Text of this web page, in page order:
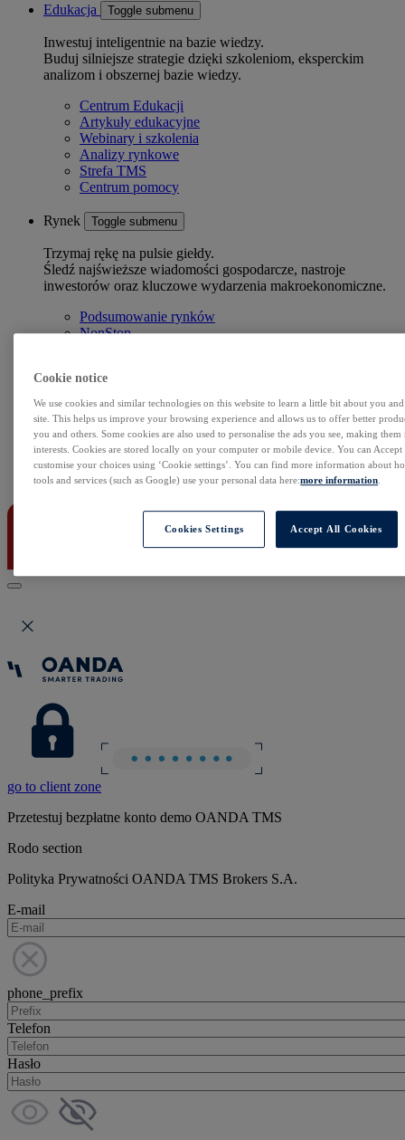
Edukacja Toggle submenu
Inwestuj inteligentnie na bazie wiedzy.
Buduj silniejsze strategie dzięki szkoleniom, eksperckim
analizom i obszernej bazie wiedzy.
Centrum Edukacji
Artykuły edukacyjne
Webinary i szkolenia
Analizy rynkowe
Strefa TMS
Centrum pomocy
Rynek Toggle submenu
Trzymaj rękę na pulsie giełdy.
Śledź najświeższe wiadomości gospodarcze, nastroje
inwestorów oraz kluczowe wydarzenia makroekonomiczne.
Podsumowanie rynków
NonStop
Skaner akcji
Kalendarz rynkowy
Zdarzenia korporacyjne
Sentyment Klientów
Rolowania
Kontakt
go to client zone
Przetestuj bezpłatne konto demo OANDA TMS
Rodo section
Polityka Prywatności OANDA TMS Brokers S.A.
E-mail
phone_prefix
Telefon
Hasło
Cookie notice
We use cookies and similar technologies on this website to learn a little bit about you
site. This helps us improve your browsing experience and allows us to offer better
you and others. Some cookies are also used to personalise the ads you see, making
interests. Cookies are stored locally on your computer or mobile device. You can
customise your choices using ‘Cookie settings’. You can find more information about
tools and services (such as Google) use your personal data here:more information
Cookies Settings Accept All Cookies